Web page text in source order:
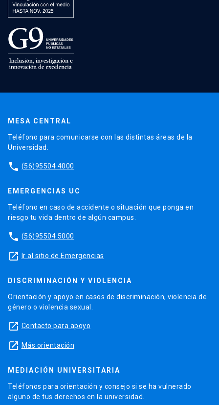
MESA CENTRAL
Teléfono para comunicarse con las distintas áreas de la
Universidad.
phone (56)95504 4000
EMERGENCIAS UC
Teléfono en caso de accidente o situación que ponga en
riesgo tu vida dentro de algún campus.
phone (56)95504 5000
launch Ir al sitio de Emergencias
DISCRIMINACIÓN Y VIOLENCIA
Orientación y apoyo en casos de discriminación, violencia de
género o violencia sexual.
launch Contacto para apoyo
launch Más orientación
MEDIACIÓN UNIVERSITARIA
Teléfonos para orientación y consejo si se ha vulnerado
alguno de tus derechos en la universidad.